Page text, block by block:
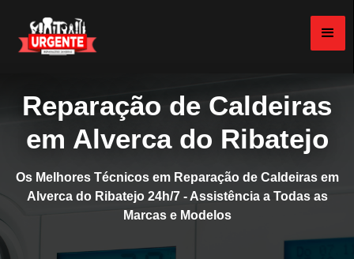
Reparação de Caldeiras
em Alverca do Ribatejo
Os Melhores Técnicos em Reparação de Caldeiras em
Alverca do Ribatejo 24h/7 - Assistência a Todas as
Marcas e Modelos